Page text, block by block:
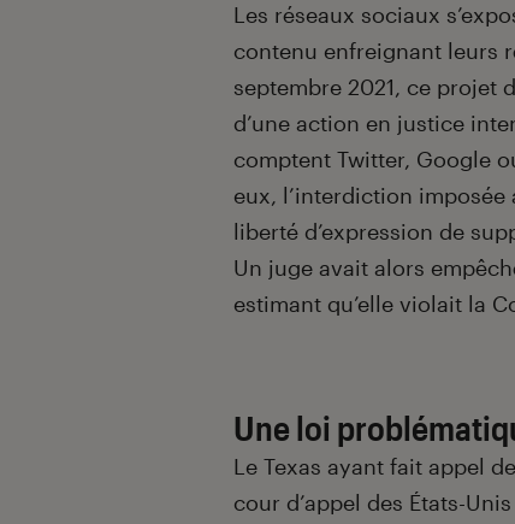
Les réseaux sociaux
contenu enfreignant leurs
septembre 2021, ce projet
d’une action en justice
comptent Twitter, Google
eux, l’interdiction
liberté d’expression de
Un juge avait alors
estimant qu’elle violait la
Une loi
Le Texas ayant fait appel
cour d’appel des États-